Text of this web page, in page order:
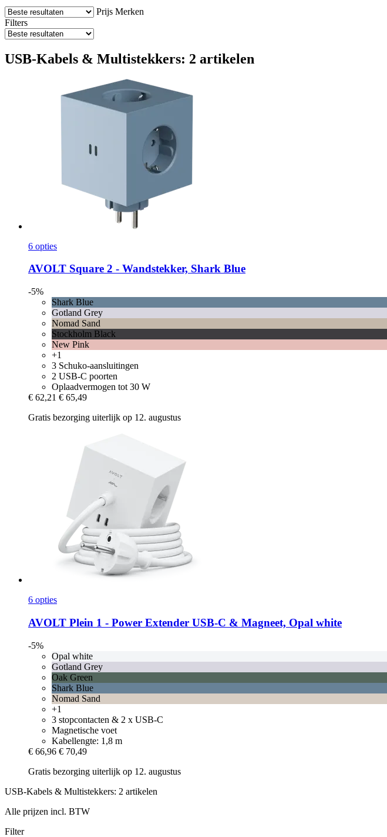
Prijs Merken
Filters
USB-Kabels & Multistekkers: 2 artikelen
6 opties
AVOLT Square 2 -​ Wandstekker, Shark Blue
-5%
Shark Blue
Gotland Grey
Nomad Sand
Stockholm Black
New Pink
+1
3 Schuko-aansluitingen
2 USB-C poorten
Oplaadvermogen tot 30 W
€ 62,21 € 65,49
Gratis bezorging uiterlijk op 12. augustus
6 opties
AVOLT Plein 1 -​ Power Extender USB-​C & Magneet, Opal white
-5%
Opal white
Gotland Grey
Oak Green
Shark Blue
Nomad Sand
+1
3 stopcontacten & 2 x USB-C
Magnetische voet
Kabellengte: 1,8 m
€ 66,96 € 70,49
Gratis bezorging uiterlijk op 12. augustus
USB-Kabels & Multistekkers: 2 artikelen
Alle prijzen incl. BTW
Filter